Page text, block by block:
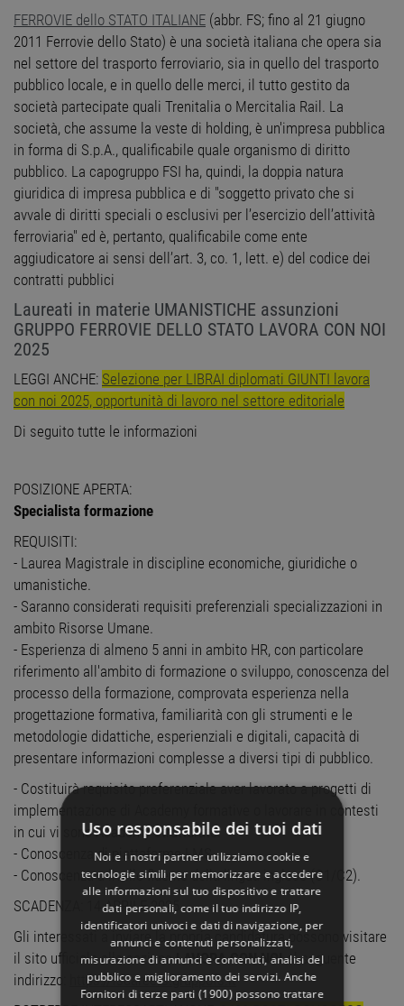
FERROVIE dello STATO ITALIANE (abbr. FS; fino al 21 giugno
2011 Ferrovie dello Stato) è una società italiana che opera sia
nel settore del trasporto ferroviario, sia in quello del trasporto
pubblico locale, e in quello delle merci, il tutto gestito da
società partecipate quali Trenitalia o Mercitalia Rail. La
società, che assume la veste di holding, è un'impresa pubblica
in forma di S.p.A., qualificabile quale organismo di diritto
pubblico. La capogruppo FSI ha, quindi, la doppia natura
giuridica di impresa pubblica e di "soggetto privato che si
avvale di diritti speciali o esclusivi per l’esercizio dell’attività
ferroviaria" ed è, pertanto, qualificabile come ente
aggiudicatore ai sensi dell’art. 3, co. 1, lett. e) del codice dei
contratti pubblici
Laureati in materie UMANISTICHE assunzioni
GRUPPO FERROVIE DELLO STATO LAVORA CON NOI
2025
LEGGI ANCHE: Selezione per LIBRAI diplomati GIUNTI lavora
con noi 2025, opportunità di lavoro nel settore editoriale
Di seguito tutte le informazioni
POSIZIONE APERTA:
Specialista formazione
REQUISITI:
- Laurea Magistrale in discipline economiche, giuridiche o
umanistiche.
- Saranno considerati requisiti preferenziali specializzazioni in
ambito Risorse Umane.
- Esperienza di almeno 5 anni in ambito HR, con particolare
riferimento all'ambito di formazione o sviluppo, conoscenza del
processo della formazione, comprovata esperienza nella
progettazione formativa, familiarità con gli strumenti e le
metodologie didattiche, esperienziali e digitali, capacità di
presentare informazioni complesse a diversi tipi di pubblico.
- Costituirà requisito preferenziale aver lavorato a progetti di
implementazione di Academy formative o lavorare in contesti
in cui vi sono Academy strutturate.
- Conoscenza di piattaforme LMS.
- Conoscenza a livello fluente della lingua inglese (C1/C2).
SCADENZA: 14 APRILE 2025
Gli interessati a inviare la propria candidatura possono visitare
il sito ufficiale alla sezioneLAVORA CON NOIal seguente
indirizzo:
https://fscareers.gruppofs.it
Uso responsabile dei tuoi dati
Noi e i nostri partner utilizziamo cookie e
tecnologie simili per memorizzare e accedere
alle informazioni sul tuo dispositivo e trattare
dati personali, come il tuo indirizzo IP,
identificatori univoci e dati di navigazione, per
annunci e contenuti personalizzati,
misurazione di annunci e contenuti, analisi del
pubblico e miglioramento dei servizi. Anche
Fornitori di terze parti (1900) possono trattare